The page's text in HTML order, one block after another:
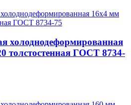
холоднодеформированная
толстостенная ГОСТ 8734-